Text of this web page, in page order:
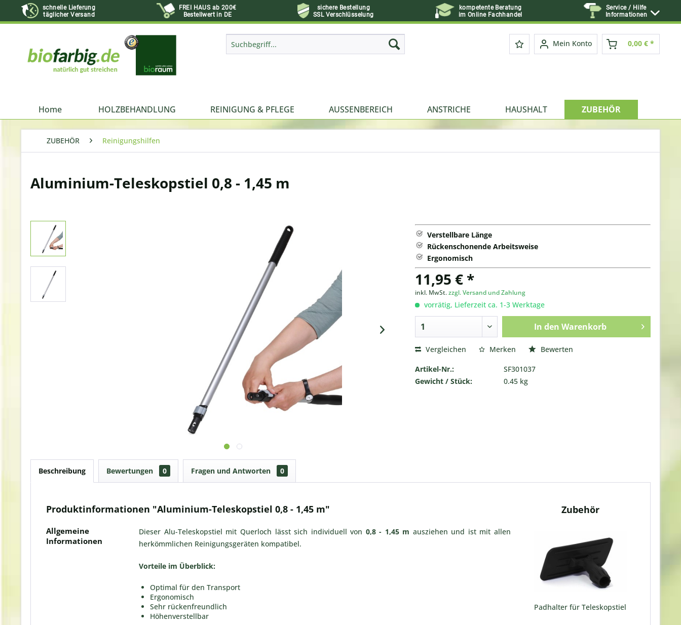
schnelle Lieferung
täglicher Versand
FREI HAUS ab 200€
Bestellwert in DE
sichere Bestellung
SSL Verschlüsselung
kompetente Beratung
im Online Fachhandel
Service / Hilfe
Informationen
Mein Konto 0,00 € *
Home HOLZBEHANDLUNG REINIGUNG & PFLEGE AUSSENBEREICH ANSTRICHE HAUSHALT ZUBEHÖR
ZUBEHÖR Reinigungshilfen
Aluminium-Teleskopstiel 0,8 - 1,45 m
Verstellbare Länge
Rückenschonende Arbeitsweise
Ergonomisch
11,95 € *
inkl. MwSt.zzgl. Versand und Zahlung
vorrätig, Lieferzeit ca. 1-3 Werktage
In den Warenkorb
Vergleichen Merken Bewerten
Artikel-Nr.:
SF301037
Gewicht / Stück:
0.45 kg
Beschreibung Bewertungen 0 Fragen und Antworten 0
Produktinformationen "Aluminium-Teleskopstiel 0,8 - 1,45 m"
Allgemeine
Informationen
Dieser Alu-Teleskopstiel mit Querloch lässt sich individuell von 0,8 - 1,45 m ausziehen und ist mit allen
herkömmlichen Reinigungsgeräten kompatibel.
Vorteile im Überblick:
Optimal für den Transport
Ergonomisch
Sehr rückenfreundlich
Höhenverstellbar
Zubehör
Padhalter für Teleskopstiel